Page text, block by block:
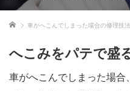
ホーム 車がへこんでしまった場合の修理技法
へこみをパテで盛
車がへこんでしまった場